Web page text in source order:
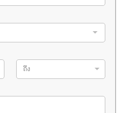
ถึง